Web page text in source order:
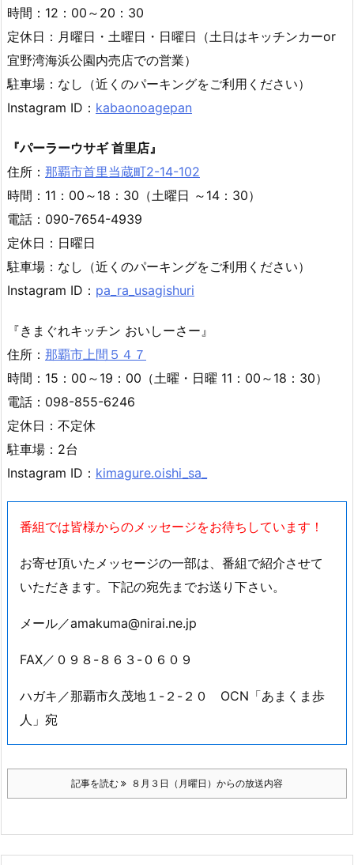
時間：12：00～20：30
定休日：月曜日・土曜日・日曜日（土日はキッチンカーor
宜野湾海浜公園内売店での営業）
駐車場：なし（近くのパーキングをご利用ください）
Instagram ID： kabaonoagepan
『パーラーウサギ 首里店』
住所： 那覇市首里当蔵町2-14-102
時間：11：00～18：30（土曜日 ～14：30）
電話：090-7654-4939
定休日：日曜日
駐車場：なし（近くのパーキングをご利用ください）
Instagram ID： pa_ra_usagishuri
『きまぐれキッチン おいしーさー』
住所： 那覇市上間５４７
時間：15：00～19：00（土曜・日曜 11：00～18：30）
電話：098-855-6246
定休日：不定休
駐車場：2台
Instagram ID： kimagure.oishi_sa_
番組では皆様からのメッセージをお待ちしています！
お寄せ頂いたメッセージの一部は、番組で紹介させて
いただきます。下記の宛先までお送り下さい。
メール／amakuma@nirai.ne.jp
FAX／０９８-８６３-０６０９
ハガキ／那覇市久茂地１-２-２０ OCN「あまくま歩
人」宛
記事を読む ８月３日（月曜日）からの放送内容